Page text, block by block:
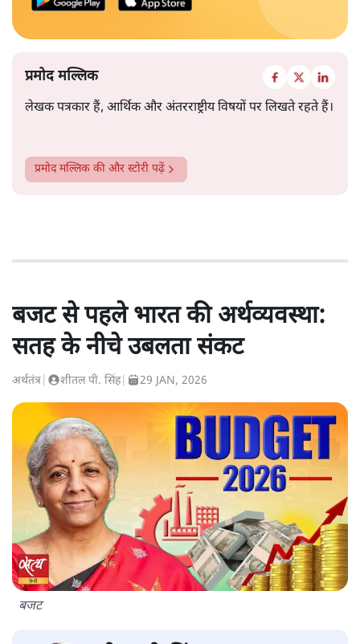
प्रमोद मल्लिक
लेखक पत्रकार हैं, आर्थिक और अंतरराष्ट्रीय विषयों पर लिखते रहते हैं।
प्रमोद मल्लिक की और स्टोरी पढ़ें
बजट से पहले भारत की अर्थव्यवस्था:
सतह के नीचे उबलता संकट
अर्थतंत्र शीतल पी. सिंह| 29 JAN, 2026
बजट